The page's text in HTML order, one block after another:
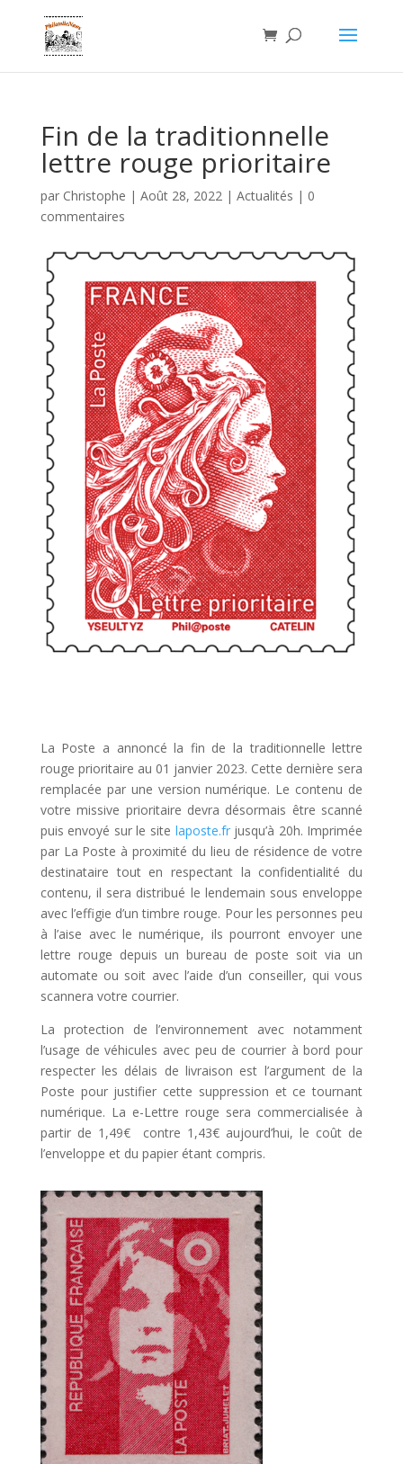
Fin de la traditionnelle
lettre rouge prioritaire
par Christophe | Août 28, 2022| Actualités | 0
commentaires
La Poste a annoncé la fin de la traditionnelle lettre
rouge prioritaire au 01 janvier 2023. Cette dernière sera
remplacée par une version numérique. Le contenu de
votre missive prioritaire devra désormais être scanné
puis envoyé sur le site laposte.frjusqu’à 20h. Imprimée
par La Poste à proximité du lieu de résidence de votre
destinataire tout en respectant la confidentialité du
contenu, il sera distribué le lendemain sous enveloppe
avec l’effigie d’un timbre rouge. Pour les personnes peu
à l’aise avec le numérique, ils pourront envoyer une
lettre rouge depuis un bureau de poste soit via un
automate ou soit avec l’aide d’un conseiller, qui vous
scannera votre courrier.
La protection de l’environnement avec notamment
l’usage de véhicules avec peu de courrier à bord pour
respecter les délais de livraison est l’argument de la
Poste pour justifier cette suppression et ce tournant
numérique. La e-Lettre rouge sera commercialisée à
partir de 1,49€ contre 1,43€ aujourd’hui, le coût de
l’enveloppe et du papier étant compris.